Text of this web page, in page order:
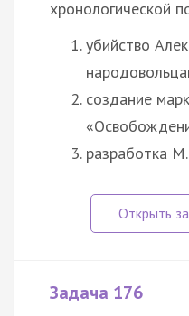
хронологической
убийство
создание
разработка
Задача 176